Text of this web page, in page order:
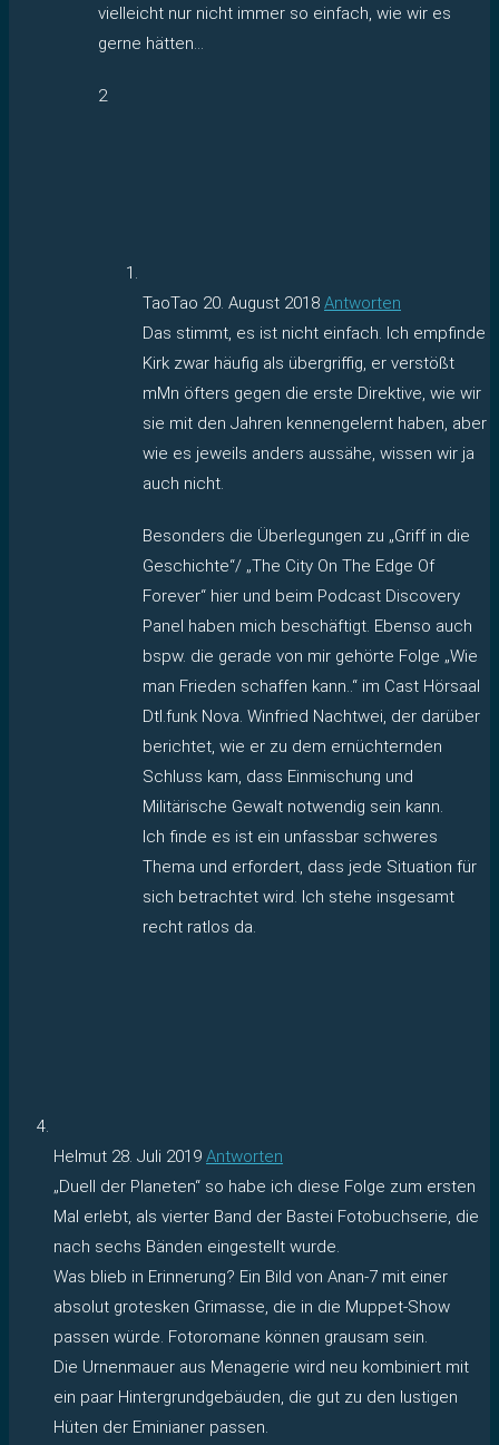
vielleicht nur nicht immer so einfach, wie wir es
gerne hätten…
2
TaoTao 20. August 2018 Antworten
Das stimmt, es ist nicht einfach. Ich empfinde
Kirk zwar häufig als übergriffig, er verstößt
mMn öfters gegen die erste Direktive, wie wir
sie mit den Jahren kennengelernt haben, aber
wie es jeweils anders aussähe, wissen wir ja
auch nicht.
Besonders die Überlegungen zu „Griff in die
Geschichte“/ „The City On The Edge Of
Forever“ hier und beim Podcast Discovery
Panel haben mich beschäftigt. Ebenso auch
bspw. die gerade von mir gehörte Folge „Wie
man Frieden schaffen kann..“ im Cast Hörsaal
Dtl.funk Nova. Winfried Nachtwei, der darüber
berichtet, wie er zu dem ernüchternden
Schluss kam, dass Einmischung und
Militärische Gewalt notwendig sein kann.
Ich finde es ist ein unfassbar schweres
Thema und erfordert, dass jede Situation für
sich betrachtet wird. Ich stehe insgesamt
recht ratlos da.
Helmut 28. Juli 2019 Antworten
„Duell der Planeten“ so habe ich diese Folge zum ersten
Mal erlebt, als vierter Band der Bastei Fotobuchserie, die
nach sechs Bänden eingestellt wurde.
Was blieb in Erinnerung? Ein Bild von Anan-7 mit einer
absolut grotesken Grimasse, die in die Muppet-Show
passen würde. Fotoromane können grausam sein.
Die Urnenmauer aus Menagerie wird neu kombiniert mit
ein paar Hintergrundgebäuden, die gut zu den lustigen
Hüten der Eminianer passen.